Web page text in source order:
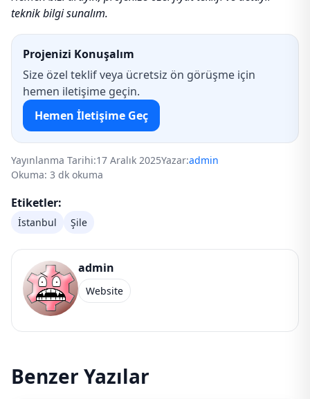
teknik bilgi sunalım.
Projenizi Konuşalım
Size özel teklif veya ücretsiz ön görüşme için
hemen iletişime geçin.
Hemen İletişime Geç
Yayınlanma Tarihi:17 Aralık 2025Yazar:admin
Okuma: 3 dk okuma
Etiketler:
İstanbul Şile
admin
Website
Benzer Yazılar